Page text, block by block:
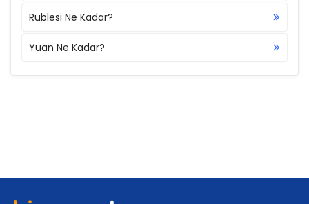
Rublesi Ne Kadar?
Yuan Ne Kadar?